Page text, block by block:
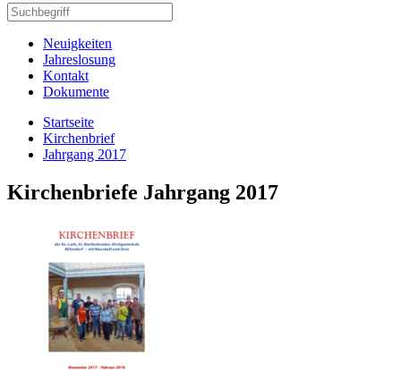
Neuigkeiten
Jahreslosung
Kontakt
Dokumente
Startseite
Kirchenbrief
Jahrgang 2017
Kirchenbriefe Jahrgang 2017